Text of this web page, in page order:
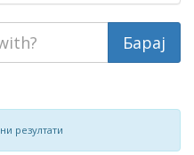
резултати